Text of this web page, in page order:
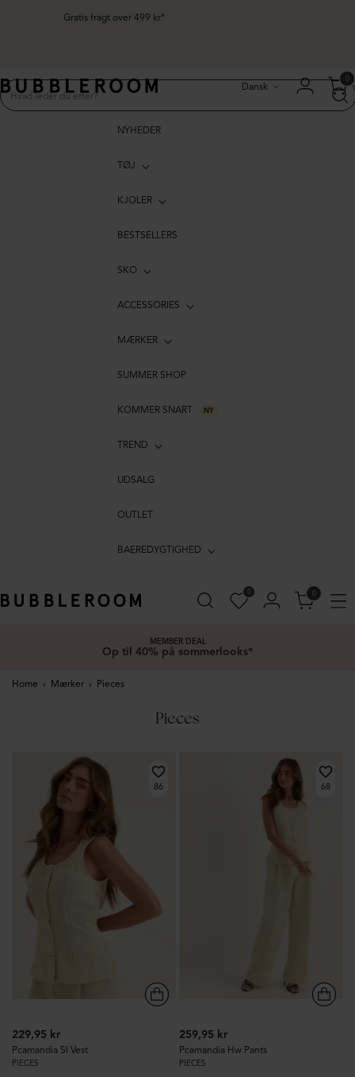
Gratis fragt over 499 kr*
Dansk
0
NYHEDER
TØJ
KJOLER
BESTSELLERS
SKO
ACCESSORIES
MÆRKER
SUMMER SHOP
KOMMER SNART NY
TREND
UDSALG
OUTLET
BAEREDYGTIGHED
0 0
MEMBER DEAL
Op til 40% på sommerlooks*
Home › Mærker › Pieces
Pieces
86
229,95 kr
Pcamandia Sl Vest
PIECES
68
259,95 kr
Pcamandia Hw Pants
PIECES